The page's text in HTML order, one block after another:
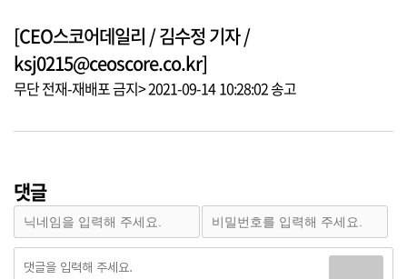
[CEO스코어데일리 / 김수정 기자 /
ksj0215@ceoscore.co.kr]
무단 전재-재배포 금지> 2021-09-14 10:28:02 송고
댓글